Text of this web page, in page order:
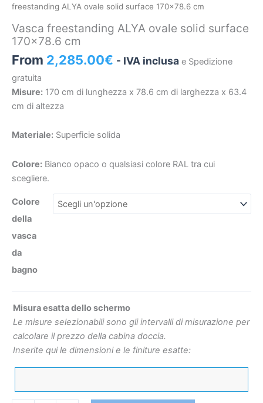
€263
freestanding ALYA ovale solid surface 170×78.6 cm
Vasca freestanding ALYA ovale solid surface
170×78.6 cm
From 2,285.00€ - IVA inclusa e Spedizione
gratuita
Misure: 170 cm di lunghezza x 78.6 cm di larghezza x 63.4
cm di altezza
Materiale: Superficie solida
Colore: Bianco opaco o qualsiasi colore RAL tra cui
scegliere.
Colore
della
vasca
da
bagno
Misura esatta dello schermo
Le misure selezionabili sono gli intervalli di misurazione per
calcolare il prezzo della cabina doccia.
Inserite qui le dimensioni e le finiture esatte:
freestanding
ovale
solid
surface
170×78.6
cm
quantità